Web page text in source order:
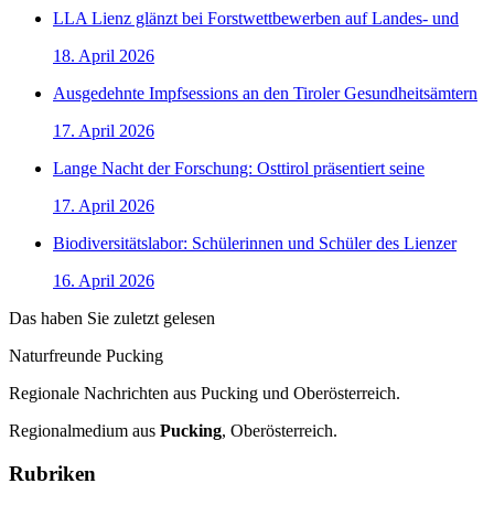
LLA Lienz glänzt bei Forstwettbewerben auf Landes- und
18. April 2026
Ausgedehnte Impfsessions an den Tiroler Gesundheitsämtern
17. April 2026
Lange Nacht der Forschung: Osttirol präsentiert seine
17. April 2026
Biodiversitätslabor: Schülerinnen und Schüler des Lienzer
16. April 2026
Das haben Sie zuletzt gelesen
Naturfreunde Pucking
Regionale Nachrichten aus Pucking und Oberösterreich.
Regionalmedium aus Pucking, Oberösterreich.
Rubriken